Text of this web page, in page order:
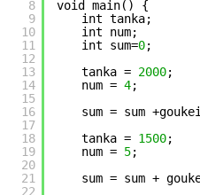
8
9
10
11
12
13
14
15
16
17
18
19
20
21
22
void main() {
int tanka;
int num;
int sum=0;
tanka = 2000;
num = 4;
sum = sum
tanka = 1500;
num = 5;
sum = sum +